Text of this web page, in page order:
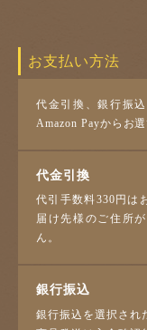
お支払い方法
代金引換、銀行振
Amazon Payからお
代金引換
代引手数料330円は
届け先様のご住所
ん。
銀行振込
銀行振込を選択され